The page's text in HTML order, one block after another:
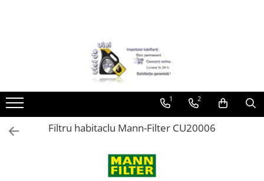
► Detailing si cosmetica
Curatare tapiterie auto
Curatare si intretinere piele
Plastice interioare
1 2
Filtru habitaclu Mann-Filter CU20006